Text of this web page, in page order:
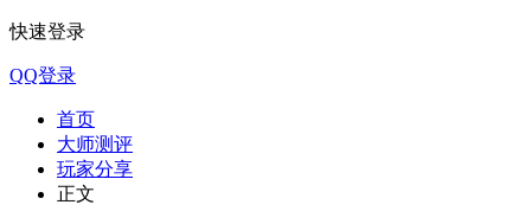
快速登录
QQ登录
首页
大师测评
玩家分享
正文